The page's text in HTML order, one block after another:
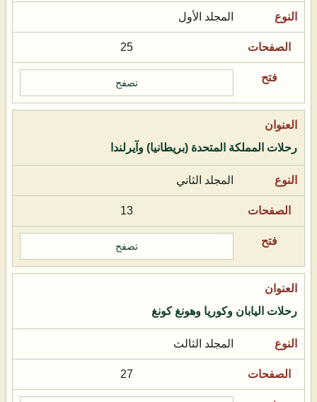
المجلد الأول
25
تصفح
رحلات المملكة المتحدة (بريطانيا) وآيرلندا
المجلد الثاني
13
تصفح
رحلات اليابان وكوريا وهونغ كونغ
المجلد الثالث
27